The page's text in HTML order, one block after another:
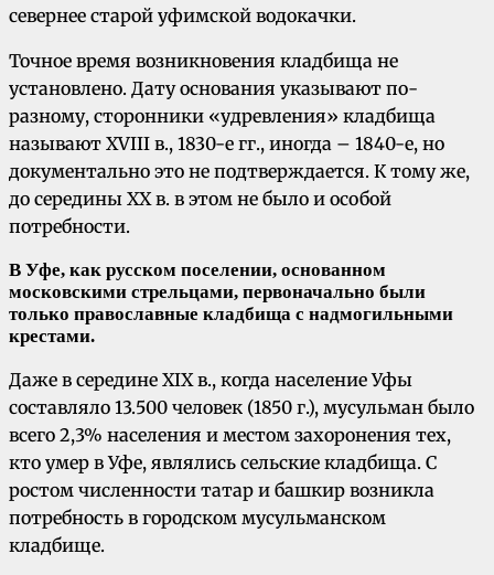
севернее старой уфимской водокачки.
Точное время возникновения кладбища не
установлено. Дату основания указывают по-
разному, сторонники «удревления» кладбища
называют XVIII в., 1830-е гг., иногда – 1840-е, но
документально это не подтверждается. К тому же,
до середины XX в. в этом не было и особой
потребности.
В Уфе, как русском поселении, основанном
московскими стрельцами, первоначально были
только православные кладбища с надмогильными
крестами.
Даже в середине XIX в., когда население Уфы
составляло 13.500 человек (1850 г.), мусульман было
всего 2,3% населения и местом захоронения тех,
кто умер в Уфе, являлись сельские кладбища. С
ростом численности татар и башкир возникла
потребность в городском мусульманском
кладбище.